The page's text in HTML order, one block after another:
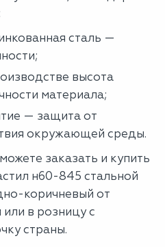
сталь —
высота
материала;
— защита от
окружающей среды.
заказать и купить
н60-845 стальной
коричневый от
в розницу с
страны.